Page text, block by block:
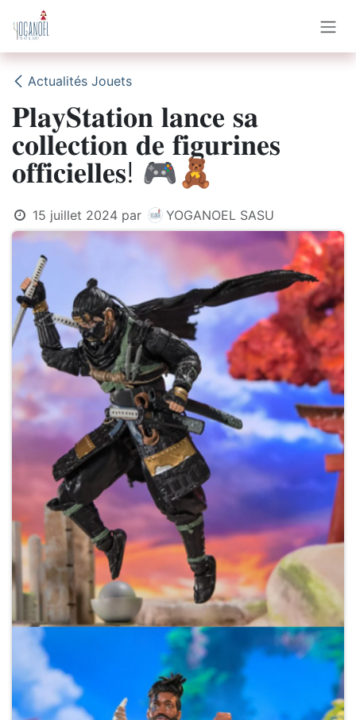
Se rendre au contenu
Actualités Jouets
𝐏𝐥𝐚𝐲𝐒𝐭𝐚𝐭𝐢𝐨𝐧 𝐥𝐚𝐧𝐜𝐞 𝐬𝐚
𝐜𝐨𝐥𝐥𝐞𝐜𝐭𝐢𝐨𝐧 𝐝𝐞 𝐟𝐢𝐠𝐮𝐫𝐢𝐧𝐞𝐬
𝐨𝐟𝐟𝐢𝐜𝐢𝐞𝐥𝐥𝐞𝐬! 🎮🧸
15 juillet 2024 par YOGANOEL SASU